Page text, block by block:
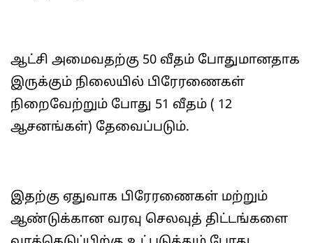
ஆட்சி அமைவதற்கு 50 வீதம் போதுமானதாக
இருக்கும் நிலையில் பிரேரணைகள்
நிறைவேற்றும் போது 51 வீதம் ( 12
ஆசனங்கள்) தேவைப்படும்.
இதற்கு ஏதுவாக பிரேரணைகள் மற்றும்
ஆண்டுக்கான வரவு செலவுத் திட்டங்களை